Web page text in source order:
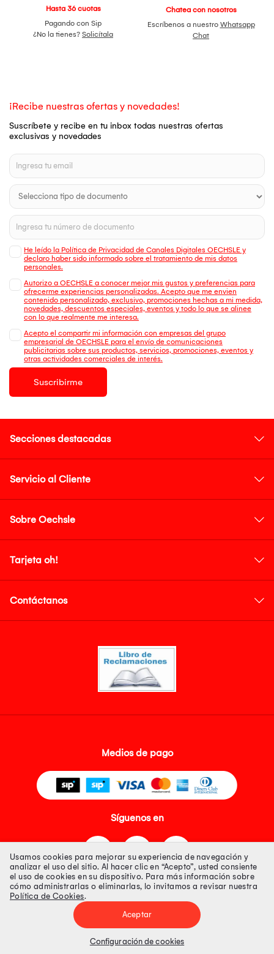
Hasta 36 cuotas
Pagando con Sip
¿No la tienes? Solicítala
Chatea con nosotros
Escríbenos a nuestro Whatsapp
Chat
¡Recibe nuestras ofertas y novedades!
Suscríbete y recibe en tu inbox todas nuestras ofertas
exclusivas y novedades
He leído la Política de Privacidad de Canales Digitales OECHSLE y
declaro haber sido informado sobre el tratamiento de mis datos
personales.
Autorizo a OECHSLE a conocer mejor mis gustos y preferencias para
ofrecerme experiencias personalizadas. Acepto que me envien
contenido personalizado, exclusivo, promociones hechas a mi medida,
novedades, descuentos especiales, eventos y todo lo que se alinee
con lo que realmente me interesa.
Acepto el compartir mi información con empresas del grupo
empresarial de OECHSLE para el envío de comunicaciones
publicitarias sobre sus productos, servicios, promociones, eventos y
otras actividades comerciales de interés.
Suscribirme
Secciones destacadas
Servicio al Cliente
Sobre Oechsle
Tarjeta oh!
Contáctanos
Medios de pago
Síguenos en
Tienda 100% Segura
Tiendas Peruanas S.A. R.U.C. Nº 20493020618. Todos los derechos
Precios disponibles solo en www.oechsle.pe. Precios online publicados
Usamos cookies para mejorar su experiencia de navegación y
analizar el uso del sitio. Al hacer clic en “Acepto”, usted consiente
el uso de cookies en su dispositivo. Para más información sobre
cómo administrarlas o eliminarlas, lo invitamos a revisar nuestra
Política de Cookies.
Aceptar
Configuración de cookies